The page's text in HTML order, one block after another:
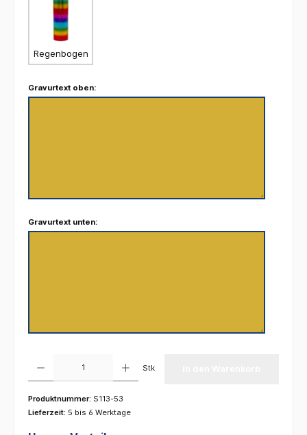
Regenbogen
Gravurtext oben:
Gravurtext unten:
Stk
Produktnummer: S113-53
Lieferzeit: 5 bis 6 Werktage